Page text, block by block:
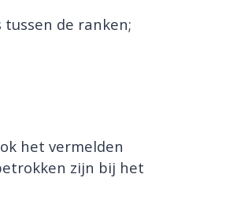
de ranken;
het vermelden
zijn bij het